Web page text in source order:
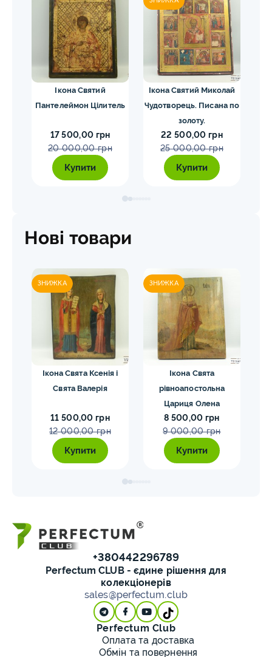
Ікона Святий
Пантелеймон Цілитель
17 500,00 грн
20 000,00 грн
Купити
Ікона Святий Миколай
Чудотворець. Писана по
золоту.
22 500,00 грн
25 000,00 грн
Купити
Нові товари
ЗНИЖКА
Ікона Свята Ксенія і
Свята Валерія
11 500,00 грн
12 000,00 грн
Купити
ЗНИЖКА
Ікона Свята
рівноапостольна
Цариця Олена
8 500,00 грн
9 000,00 грн
Купити
+380442296789
Perfectum CLUB - єдине рішення для
колекціонерів
sales@perfectum.club
Perfectum Club
Оплата та доставка
Обмін та повернення